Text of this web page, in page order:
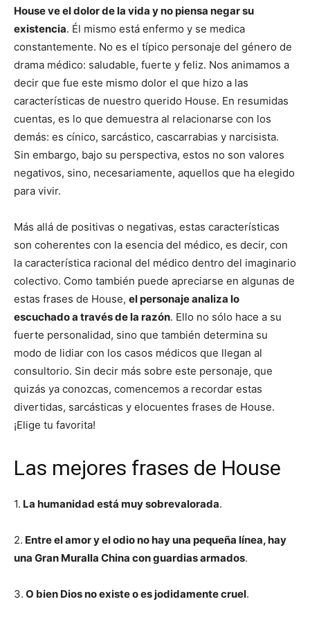
House ve el dolor de la vida y no piensa negar su
existencia. Él mismo está enfermo y se medica
constantemente. No es el típico personaje del género de
drama médico: saludable, fuerte y feliz. Nos animamos a
decir que fue este mismo dolor el que hizo a las
características de nuestro querido House. En resumidas
cuentas, es lo que demuestra al relacionarse con los
demás: es cínico, sarcástico, cascarrabias y narcisista.
Sin embargo, bajo su perspectiva, estos no son valores
negativos, sino, necesariamente, aquellos que ha elegido
para vivir.
Más allá de positivas o negativas, estas características
son coherentes con la esencia del médico, es decir, con
la característica racional del médico dentro del imaginario
colectivo. Como también puede apreciarse en algunas de
estas frases de House, el personaje analiza lo
escuchado a través de la razón. Ello no sólo hace a su
fuerte personalidad, sino que también determina su
modo de lidiar con los casos médicos que llegan al
consultorio. Sin decir más sobre este personaje, que
quizás ya conozcas, comencemos a recordar estas
divertidas, sarcásticas y elocuentes frases de House.
¡Elige tu favorita!
Las mejores frases de House
1. La humanidad está muy sobrevalorada.
2. Entre el amor y el odio no hay una pequeña línea, hay
una Gran Muralla China con guardias armados.
3. O bien Dios no existe o es jodidamente cruel.